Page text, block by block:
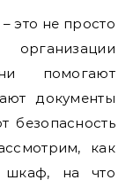
это не просто
помогают
документы
безопасность
как
шкаф, на что